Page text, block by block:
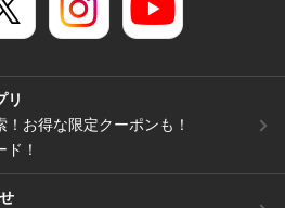
リ
お得な限定クーポンも！
！